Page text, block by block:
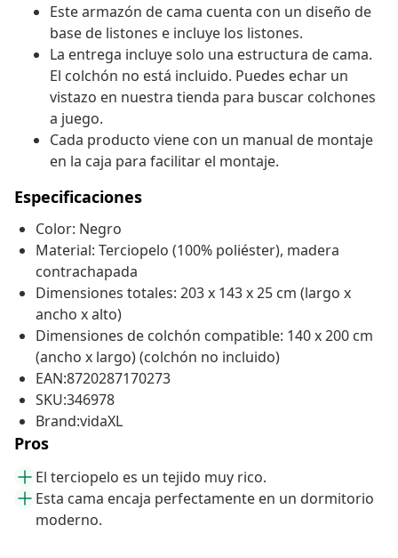
Este armazón de cama cuenta con un diseño de
base de listones e incluye los listones.
La entrega incluye solo una estructura de cama.
El colchón no está incluido. Puedes echar un
vistazo en nuestra tienda para buscar colchones
a juego.
Cada producto viene con un manual de montaje
en la caja para facilitar el montaje.
Especificaciones
Color: Negro
Material: Terciopelo (100% poliéster), madera
contrachapada
Dimensiones totales: 203 x 143 x 25 cm (largo x
ancho x alto)
Dimensiones de colchón compatible: 140 x 200 cm
(ancho x largo) (colchón no incluido)
EAN:8720287170273
SKU:346978
Brand:vidaXL
Pros
El terciopelo es un tejido muy rico.
Esta cama encaja perfectamente en un dormitorio
moderno.